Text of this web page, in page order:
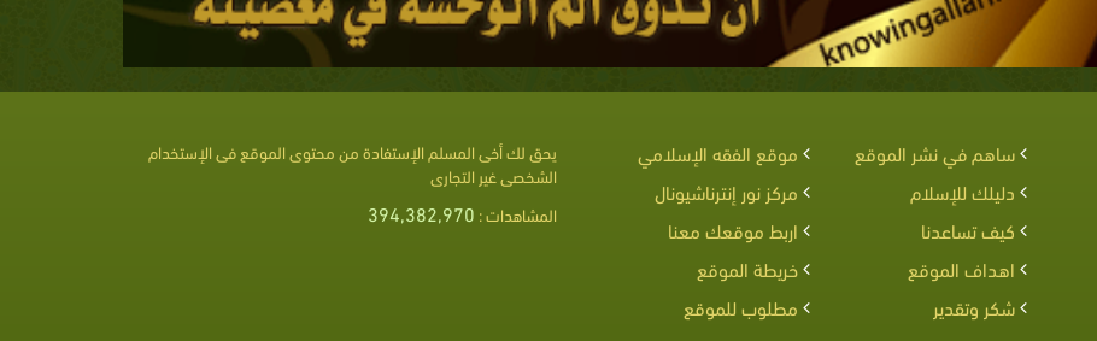
ساهم في نشر الموقع
موقع الفقه الإسلامي
دليلك للإسلام
مركز نور إنترناشيونال
كيف تساعدنا
اربط موقعك معنا
اهداف الموقع
خريطة الموقع
شكر وتقدير
مطلوب للموقع
يحق لك أخى المسلم الإستفادة من محتوى الموقع فى الإستخدام
الشخصى غير التجارى
المشاهدات : 394,382,970